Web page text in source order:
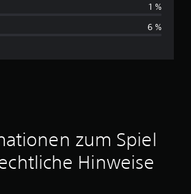
h
t
t
1 %
6 %
zum Spiel
Hinweise